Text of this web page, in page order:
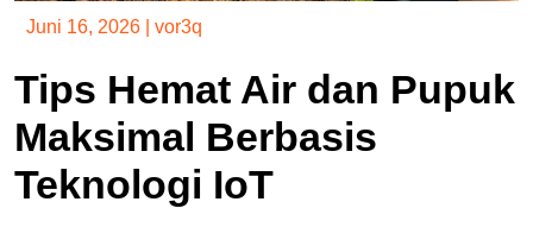
Juni 16, 2026 vor3q
Tips Hemat Air dan Pupuk
Maksimal Berbasis
Teknologi IoT